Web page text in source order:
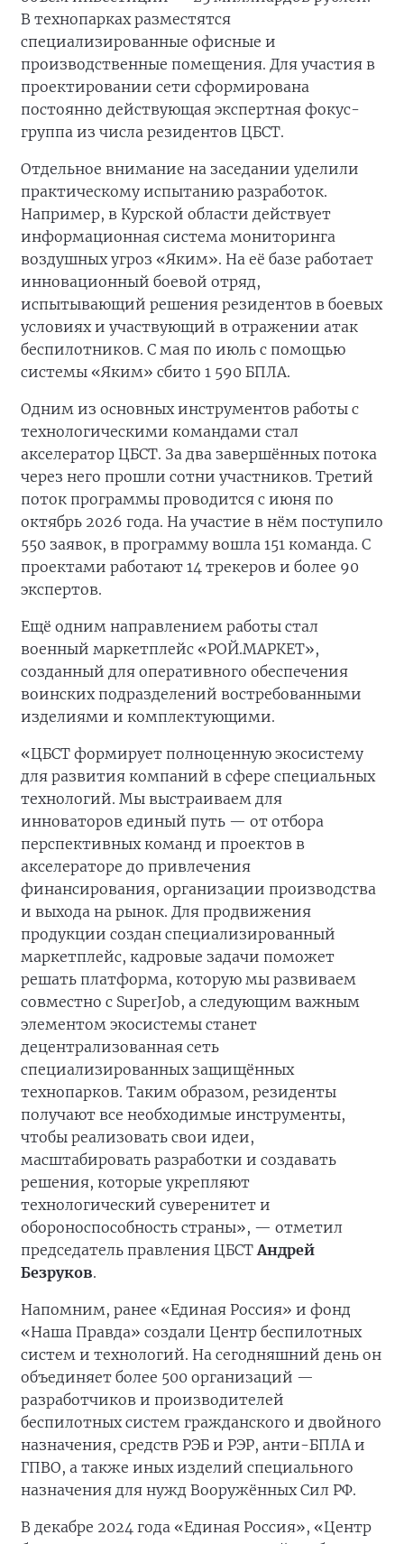
В технопарках разместятся
специализированные офисные и
производственные помещения. Для участия в
проектировании сети сформирована
постоянно действующая экспертная фокус-
группа из числа резидентов ЦБСТ.
Отдельное внимание на заседании уделили
практическому испытанию разработок.
Например, в Курской области действует
информационная система мониторинга
воздушных угроз «Яким». На её базе работает
инновационный боевой отряд,
испытывающий решения резидентов в боевых
условиях и участвующий в отражении атак
беспилотников. С мая по июль с помощью
системы «Яким» сбито 1 590 БПЛА.
Одним из основных инструментов работы с
технологическими командами стал
акселератор ЦБСТ. За два завершённых потока
через него прошли сотни участников. Третий
поток программы проводится с июня по
октябрь 2026 года. На участие в нём поступило
550 заявок, в программу вошла 151 команда. С
проектами работают 14 трекеров и более 90
экспертов.
Ещё одним направлением работы стал
военный маркетплейс «РОЙ.МАРКЕТ»,
созданный для оперативного обеспечения
воинских подразделений востребованными
изделиями и комплектующими.
«ЦБСТ формирует полноценную экосистему
для развития компаний в сфере специальных
технологий. Мы выстраиваем для
инноваторов единый путь — от отбора
перспективных команд и проектов в
акселераторе до привлечения
финансирования, организации производства
и выхода на рынок. Для продвижения
продукции создан специализированный
маркетплейс, кадровые задачи поможет
решать платформа, которую мы развиваем
совместно с SuperJob, а следующим важным
элементом экосистемы станет
децентрализованная сеть
специализированных защищённых
технопарков. Таким образом, резиденты
получают все необходимые инструменты,
чтобы реализовать свои идеи,
масштабировать разработки и создавать
решения, которые укрепляют
технологический суверенитет и
обороноспособность страны», — отметил
председатель правления ЦБСТ Андрей
Безруков.
Напомним, ранее «Единая Россия» и фонд
«Наша Правда» создали Центр беспилотных
систем и технологий. На сегодняшний день он
объединяет более 500 организаций —
разработчиков и производителей
беспилотных систем гражданского и двойного
назначения, средств РЭБ и РЭР, анти-БПЛА и
ГПВО, а также иных изделий специального
назначения для нужд Вооружённых Сил РФ.
В декабре 2024 года «Единая Россия», «Центр